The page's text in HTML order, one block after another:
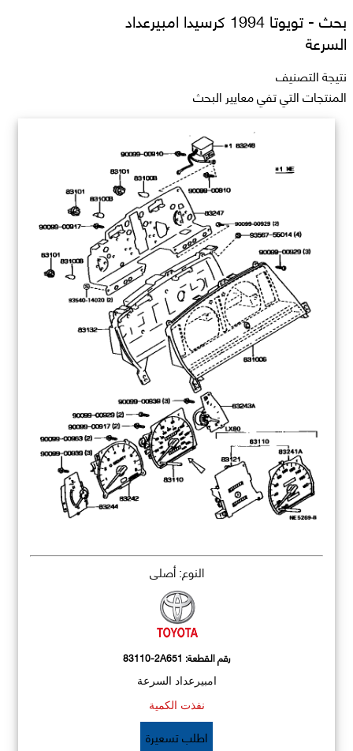
بحث - تويوتا 1994 كرسيدا امبيرعداد
السرعة
نتيجة التصنيف
المنتجات التي تفي معايير البحث
النوع: أصلي
رقم القطعة: 83110-2A651
امبيرعداد السرعة
نفذت الكمية
اطلب تسعيرة